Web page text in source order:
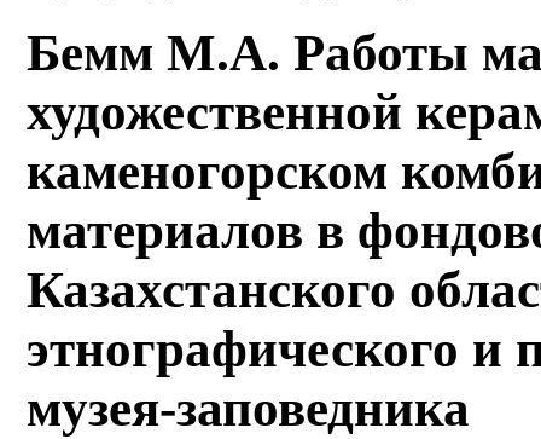
Бемм М.А. Работы
художественной
каменогорском
материалов в
Казахстанского
этнографического и
музея-заповедника